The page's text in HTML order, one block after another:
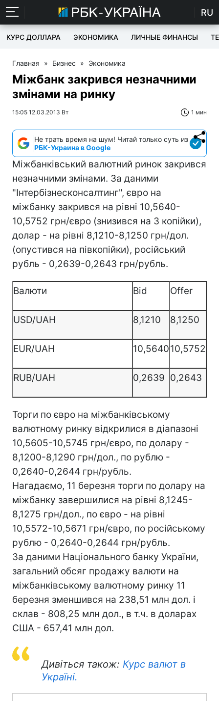
RU
КУРС ДОЛЛАРА ЭКОНОМИКА ЛИЧНЫЕ ФИНАНСЫ
Главная » Бизнес » Экономика
Міжбанк закрився незначними
змінами на ринку
15:05 12.03.2013 Вт 1 мин
Не трать время на шум! Читай только суть из
РБК-Украина в Google
Міжбанківський валютний ринок закрився
незначними змінами. За даними
"Інтербізнесконсалтинг", євро на
міжбанку закрився на рівні 10,5640-
10,5752 грн/євро (знизився на 3 копійки),
долар - на рівні 8,1210-8,1250 грн/дол.
(опустився на півкопійки), російський
рубль - 0,2639-0,2643 грн/рубль.
Валюти Bid Offer
USD/UAH 8,1210 8,1250
EUR/UAH 10,564010,5752
RUB/UAH 0,2639 0,2643
Торги по євро на міжбанківському
валютному ринку відкрилися в діапазоні
10,5605-10,5745 грн/євро, по долару -
8,1200-8,1290 грн/дол., по рублю -
0,2640-0,2644 грн/рубль.
Нагадаємо, 11 березня торги по долару на
міжбанку завершилися на рівні 8,1245-
8,1275 грн/дол., по євро - на рівні
10,5572-10,5671 грн/євро, по російському
рублю - 0,2640-0,2644 грн/рубль.
За даними Національного банку України,
загальний обсяг продажу валюти на
міжбанківському валютному ринку 11
березня зменшився на 238,51 млн дол. і
склав - 808,25 млн дол., в т.ч. в доларах
США - 657,41 млн дол.
Дивіться також: Курс валют в
Україні.